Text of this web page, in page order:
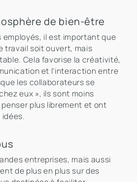
de bien-être
employés, il est important que
travail soit ouvert, mais
Cela favorise la créativité,
et l'interaction entre
les collaborateurs se
eux », ils sont moins
plus librement et ont
entreprises, mais aussi
de plus en plus sur des